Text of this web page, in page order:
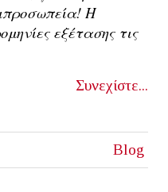
Η
εξέτασης τις
Συνεχίστε...
Blog